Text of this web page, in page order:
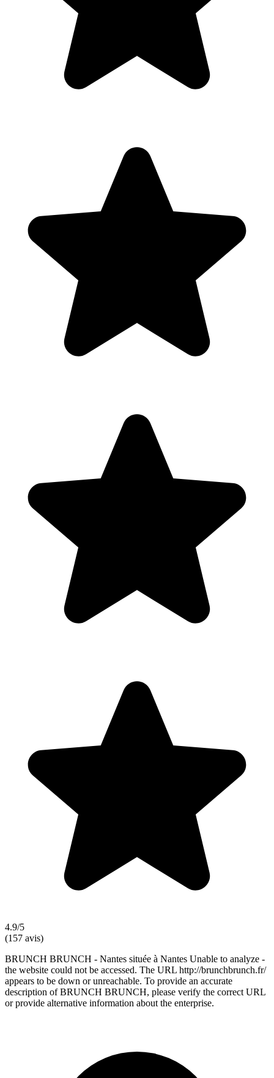
4.9/5
(157 avis)
BRUNCH BRUNCH - Nantes située à Nantes Unable to analyze -
the website could not be accessed. The URL http://brunchbrunch.fr/
appears to be down or unreachable. To provide an accurate
description of BRUNCH BRUNCH, please verify the correct URL
or provide alternative information about the enterprise.